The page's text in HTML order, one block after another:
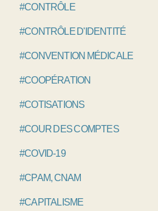
#CONTRÔLE
#CONTRÔLE D'IDENTITÉ
#CONVENTION MÉDICALE
#COOPÉRATION
#COTISATIONS
#COUR DES COMPTES
#COVID-19
#CPAM, CNAM
#CAPITALISME